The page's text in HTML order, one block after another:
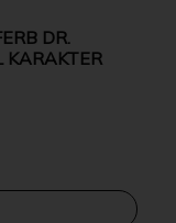
DR.
KARAKTER